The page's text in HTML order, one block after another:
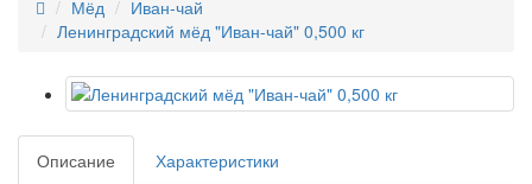
Мёд
Иван-чай
Ленинградский мёд "Иван-чай" 0,500 кг
Описание
Характеристики